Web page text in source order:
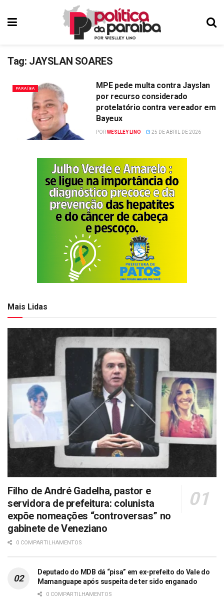
Tag: JAYSLAN SOARES
PARAÍBA
MPE pede multa contra Jayslan
por recurso considerado
protelatório contra vereador em
Bayeux
PORWESLLEY LINO 25 DE ABRIL DE 2026
Mais Lidas
Filho de André Gadelha, pastor e
servidora de prefeitura: colunista
expõe nomeações “controversas” no
gabinete de Veneziano
0 COMPARTILHAMENTOS
Deputado do MDB dá “pisa” em ex-prefeito do Vale do
Mamanguape após suspeita de ter sido enganado
0 COMPARTILHAMENTOS